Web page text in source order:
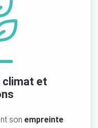
climat et
son empreinte